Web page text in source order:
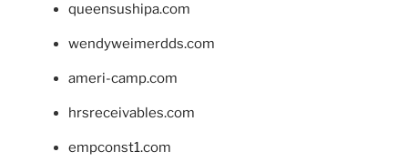
queensushipa.com
wendyweimerdds.com
ameri-camp.com
hrsreceivables.com
empconst1.com